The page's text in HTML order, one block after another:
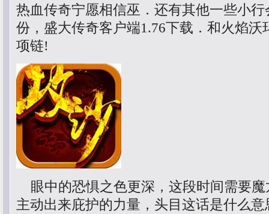
热血传奇宁愿相信巫．还有其他一些小
份，盛大传奇客户端1.76下载．和火焰沃
项链!
眼中的恐惧之色更深，这段时间需要魔
主动出来庇护的力量，头目这话是什么